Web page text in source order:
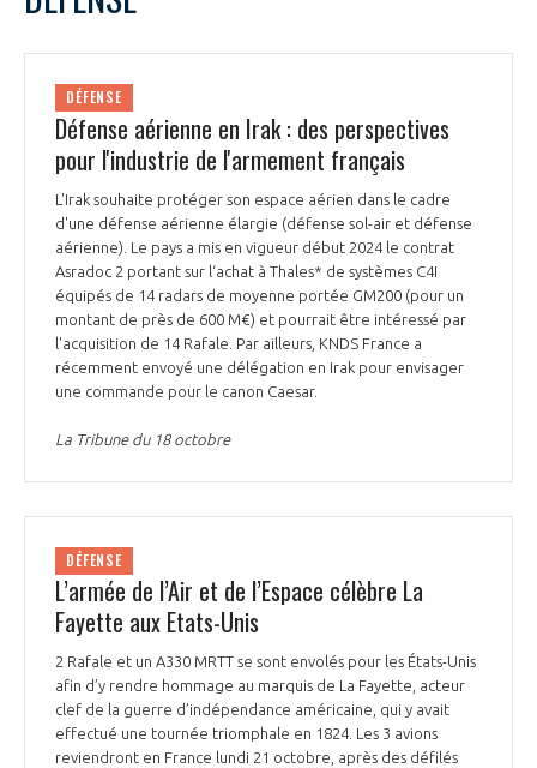
DÉFENSE
Défense aérienne en Irak : des perspectives
pour l'industrie de l'armement français
L'Irak souhaite protéger son espace aérien dans le cadre
d'une défense aérienne élargie (défense sol-air et défense
aérienne). Le pays a mis en vigueur début 2024 le contrat
Asradoc 2 portant sur l‘achat à Thales* de systèmes C4I
équipés de 14 radars de moyenne portée GM200 (pour un
montant de près de 600 M€) et pourrait être intéressé par
l'acquisition de 14 Rafale. Par ailleurs, KNDS France a
récemment envoyé une délégation en Irak pour envisager
une commande pour le canon Caesar.
La Tribune du 18 octobre
DÉFENSE
L’armée de l’Air et de l’Espace célèbre La
Fayette aux Etats-Unis
2 Rafale et un A330 MRTT se sont envolés pour les États-Unis
afin d’y rendre hommage au marquis de La Fayette, acteur
clef de la guerre d’indépendance américaine, qui y avait
effectué une tournée triomphale en 1824. Les 3 avions
reviendront en France lundi 21 octobre, après des défilés